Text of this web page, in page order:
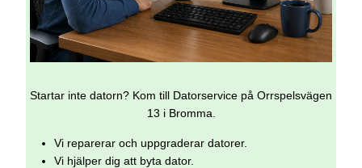
Startar inte datorn? Kom till Datorservice på Orrspelsvägen
13 i Bromma.
Vi reparerar och uppgraderar datorer.
Vi hjälper dig att byta dator.